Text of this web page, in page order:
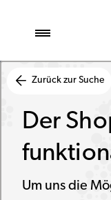
Zurück zur Suche
Der
Um uns die